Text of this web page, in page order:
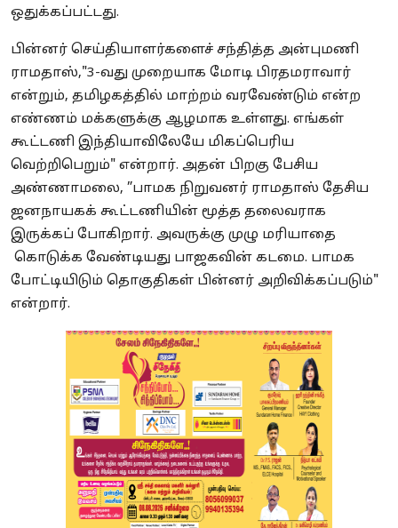
ஒதுக்கப்பட்டது.
பின்னர் செய்தியாளர்களைச் சந்தித்த அன்புமணி
ராமதாஸ்,"3-வது முறையாக மோடி பிரதமராவார்
என்றும், தமிழகத்தில் மாற்றம் வரவேண்டும் என்ற
எண்ணம் மக்களுக்கு ஆழமாக உள்ளது. எங்கள்
கூட்டணி இந்தியாவிலேயே மிகப்பெரிய
வெற்றிபெறும்" என்றார். அதன் பிறகு பேசிய
அண்ணாமலை, ”பாமக நிறுவனர் ராமதாஸ் தேசிய
ஜனநாயகக் கூட்டணியின் மூத்த தலைவராக
இருக்கப் போகிறார். அவருக்கு முழு மரியாதை
கொடுக்க வேண்டியது பாஜகவின் கடமை. பாமக
போட்டியிடும் தொகுதிகள் பின்னர் அறிவிக்கப்படும்"
என்றார்.